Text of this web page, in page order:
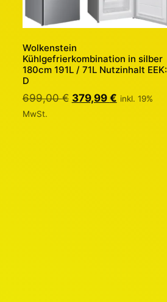
Wolkenstein
Kühlgefrierkombination in silber
180cm 191L / 71L Nutzinhalt EEK:
D
699,00€ 379,99 € inkl. 19%
MwSt.